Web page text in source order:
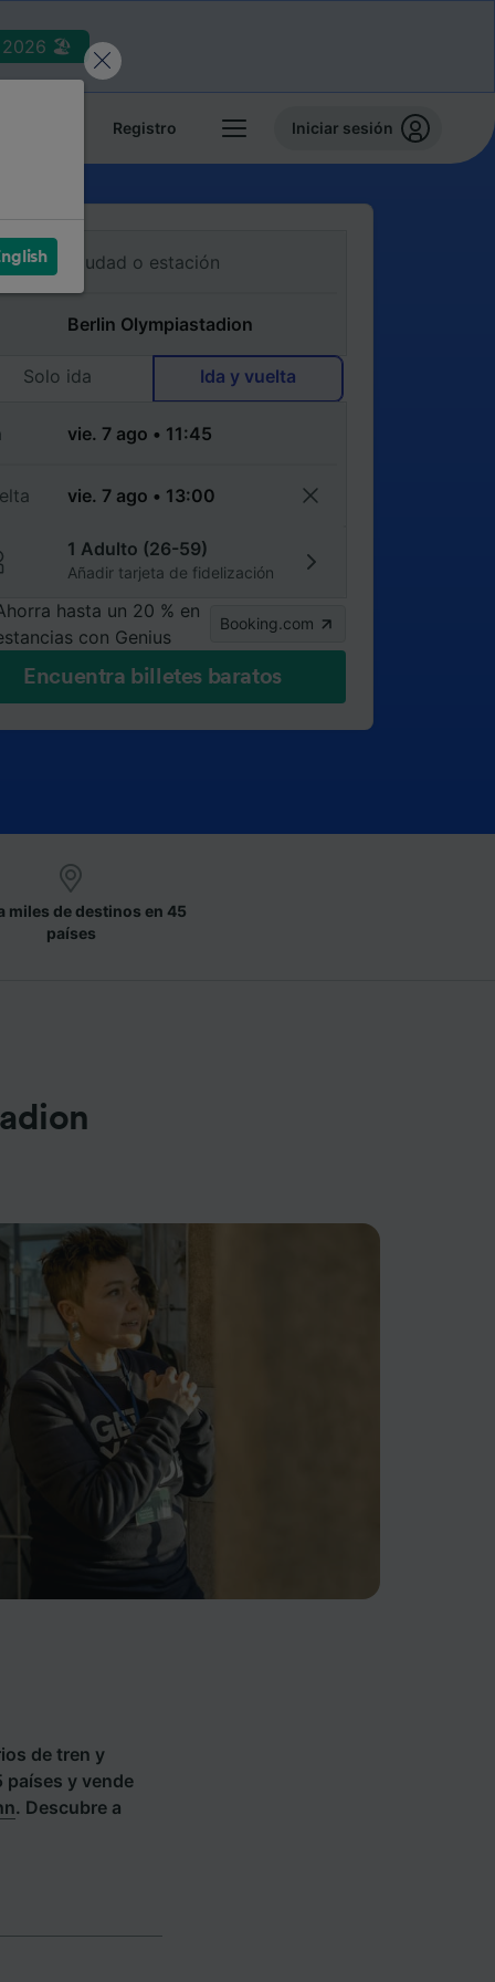
2026 🏖️
Registro Iniciar sesión
Solo ida Ida y vuelta
1 Adulto (26-59)
Añadir tarjeta de fidelización
hasta un 20 % en
con Genius
Booking.com
Encuentra billetes baratos
miles de destinos en 45
países
de tren y
países y vende
. Descubre a